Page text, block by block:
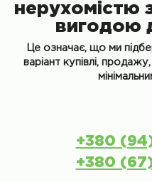
нерухомістю
вигодою
Це означає, що ми
варіант купівлі,
+380
+380